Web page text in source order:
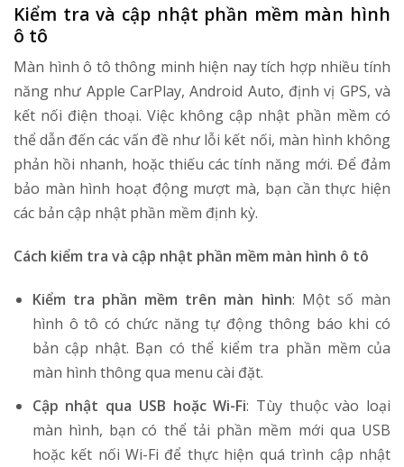
Kiểm tra và cập nhật phần mềm màn hình
ô tô
Màn hình ô tô thông minh hiện nay tích hợp nhiều tính
năng như Apple CarPlay, Android Auto, định vị GPS, và
kết nối điện thoại. Việc không cập nhật phần mềm có
thể dẫn đến các vấn đề như lỗi kết nối, màn hình không
phản hồi nhanh, hoặc thiếu các tính năng mới. Để đảm
bảo màn hình hoạt động mượt mà, bạn cần thực hiện
các bản cập nhật phần mềm định kỳ.
Cách kiểm tra và cập nhật phần mềm màn hình ô tô
Kiểm tra phần mềm trên màn hình: Một số màn
hình ô tô có chức năng tự động thông báo khi có
bản cập nhật. Bạn có thể kiểm tra phần mềm của
màn hình thông qua menu cài đặt.
Cập nhật qua USB hoặc Wi-Fi: Tùy thuộc vào loại
màn hình, bạn có thể tải phần mềm mới qua USB
hoặc kết nối Wi-Fi để thực hiện quá trình cập nhật